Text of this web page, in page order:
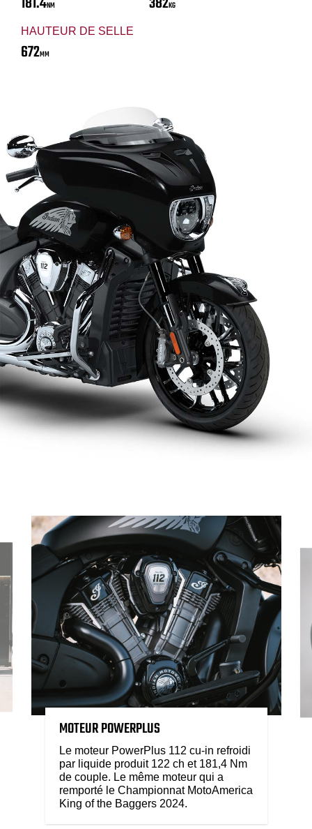
NM KG
HAUTEUR DE SELLE
672MM
MOTEUR POWERPLUS
Le moteur PowerPlus 112 cu-in refroidi
par liquide produit 122 ch et 181,4 Nm
de couple. Le même moteur qui a
remporté le Championnat MotoAmerica
King of the Baggers 2024.